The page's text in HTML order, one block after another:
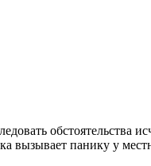
обстоятельства
вызывает панику у